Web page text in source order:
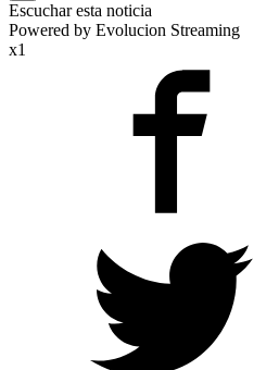
Escuchar esta noticia
Powered by Evolucion Streaming
x1